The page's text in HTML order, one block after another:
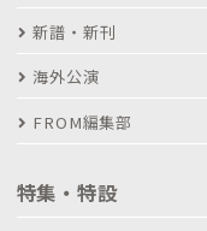
新譜・新刊
海外公演
FROM編集部
特集・特設